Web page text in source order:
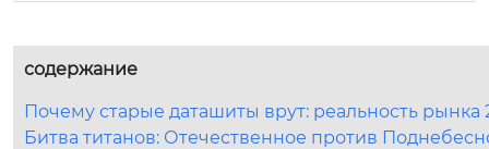
содержание
Почему старые даташиты врут: реальность рынка
Битва титанов: Отечественное против